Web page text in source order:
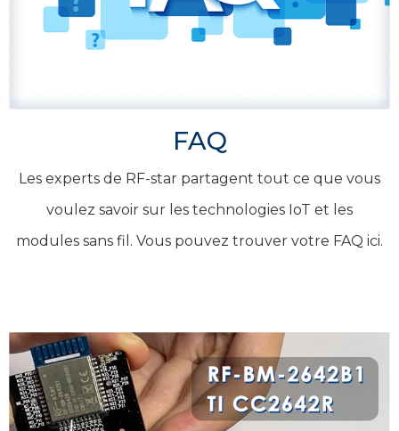
FAQ
Les experts de RF-star partagent tout ce que vous
voulez savoir sur les technologies IoT et les
modules sans fil. Vous pouvez trouver votre FAQ ici.